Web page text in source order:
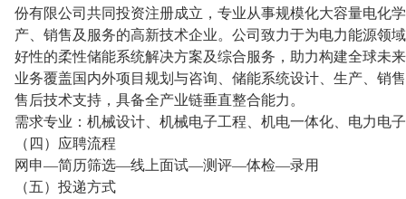
份有限公司共同投资注册成立，专业从事规模化大容量电化
产、销售及服务的高新技术企业。公司致力于为电力能源领
好性的柔性储能系统解决方案及综合服务，助力构建全球未
业务覆盖国内外项目规划与咨询、储能系统设计、生产、销
售后技术支持，具备全产业链垂直整合能力。
需求专业：机械设计、机械电子工程、机电一体化、电力电
（四）应聘流程
网申—简历筛选—线上面试—测评—体检—录用
（五）投递方式